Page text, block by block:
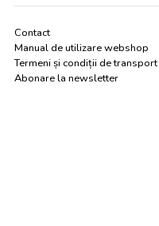
Contact
Manual de utilizare webshop
Termeni și condiții de transport
Abonare la newsletter